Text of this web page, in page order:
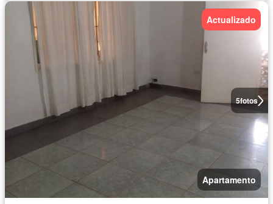
5fotos
Actualizado
Apartamento